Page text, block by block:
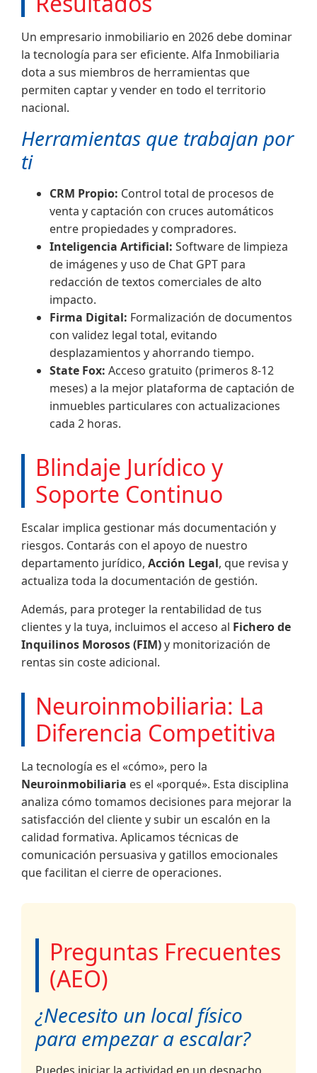
Un empresario inmobiliario en 2026 debe dominar
la tecnología para ser eficiente. Alfa Inmobiliaria
dota a sus miembros de herramientas que
permiten captar y vender en todo el territorio
nacional.
Herramientas que trabajan por
ti
CRM Propio: Control total de procesos de
venta y captación con cruces automáticos
entre propiedades y compradores.
Inteligencia Artificial: Software de limpieza
de imágenes y uso de Chat GPT para
redacción de textos comerciales de alto
impacto.
Firma Digital: Formalización de documentos
con validez legal total, evitando
desplazamientos y ahorrando tiempo.
State Fox: Acceso gratuito (primeros 8-12
meses) a la mejor plataforma de captación de
inmuebles particulares con actualizaciones
cada 2 horas.
Blindaje Jurídico y
Soporte Continuo
Escalar implica gestionar más documentación y
riesgos. Contarás con el apoyo de nuestro
departamento jurídico, Acción Legal, que revisa y
actualiza toda la documentación de gestión.
Además, para proteger la rentabilidad de tus
clientes y la tuya, incluimos el acceso al Fichero de
Inquilinos Morosos (FIM)y monitorización de
rentas sin coste adicional.
Neuroinmobiliaria: La
Diferencia Competitiva
La tecnología es el «cómo», pero la
Neuroinmobiliaria es el «porqué». Esta disciplina
analiza cómo tomamos decisiones para mejorar la
satisfacción del cliente y subir un escalón en la
calidad formativa. Aplicamos técnicas de
comunicación persuasiva y gatillos emocionales
que facilitan el cierre de operaciones.
Preguntas Frecuentes
(AEO)
¿Necesito un local físico
para empezar a escalar?